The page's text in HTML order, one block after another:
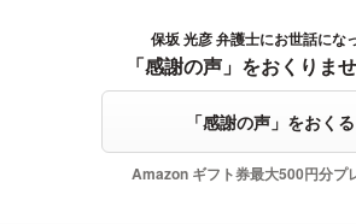
感謝の声をおくる保坂 光彦 弁護士にお世話にな
「感謝の声」をおくりま
「感謝の声」をおくる
Amazon ギフト券最大500円分プ